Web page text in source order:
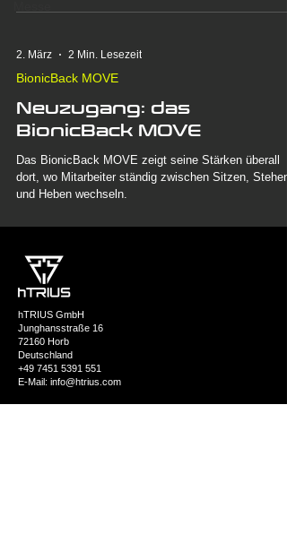
und das oft in ungünstigen Körperhaltungen.
2. März 2 Min. Lesezeit
BionicBack MOVE
Neuzugang: das
BionicBack MOVE
Das BionicBack MOVE zeigt seine Stärken überall
dort, wo Mitarbeiter ständig zwischen Sitzen, Stehen
und Heben wechseln.
hTRIUS GmbH
Junghansstraße 16
72160 Horb
Deutschland
+49 7451 5391 551
E-Mail: info@htrius.com